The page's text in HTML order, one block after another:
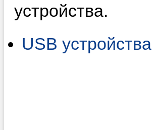
устройства.
USB устройства